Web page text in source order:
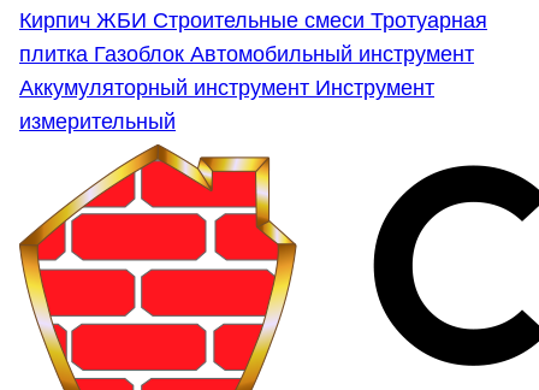
Кирпич ЖБИ Строительные смеси Тротуарная
плитка Газоблок Автомобильный инструмент
Аккумуляторный инструмент Инструмент
измерительный